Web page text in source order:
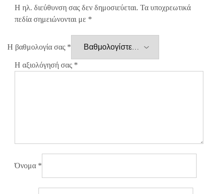
Η ηλ. διεύθυνση σας δεν δημοσιεύεται. Τα υποχρεωτικά
πεδία σημειώνονται με *
Η βαθμολογία σας *
Η αξιολόγησή σας *
Όνομα *